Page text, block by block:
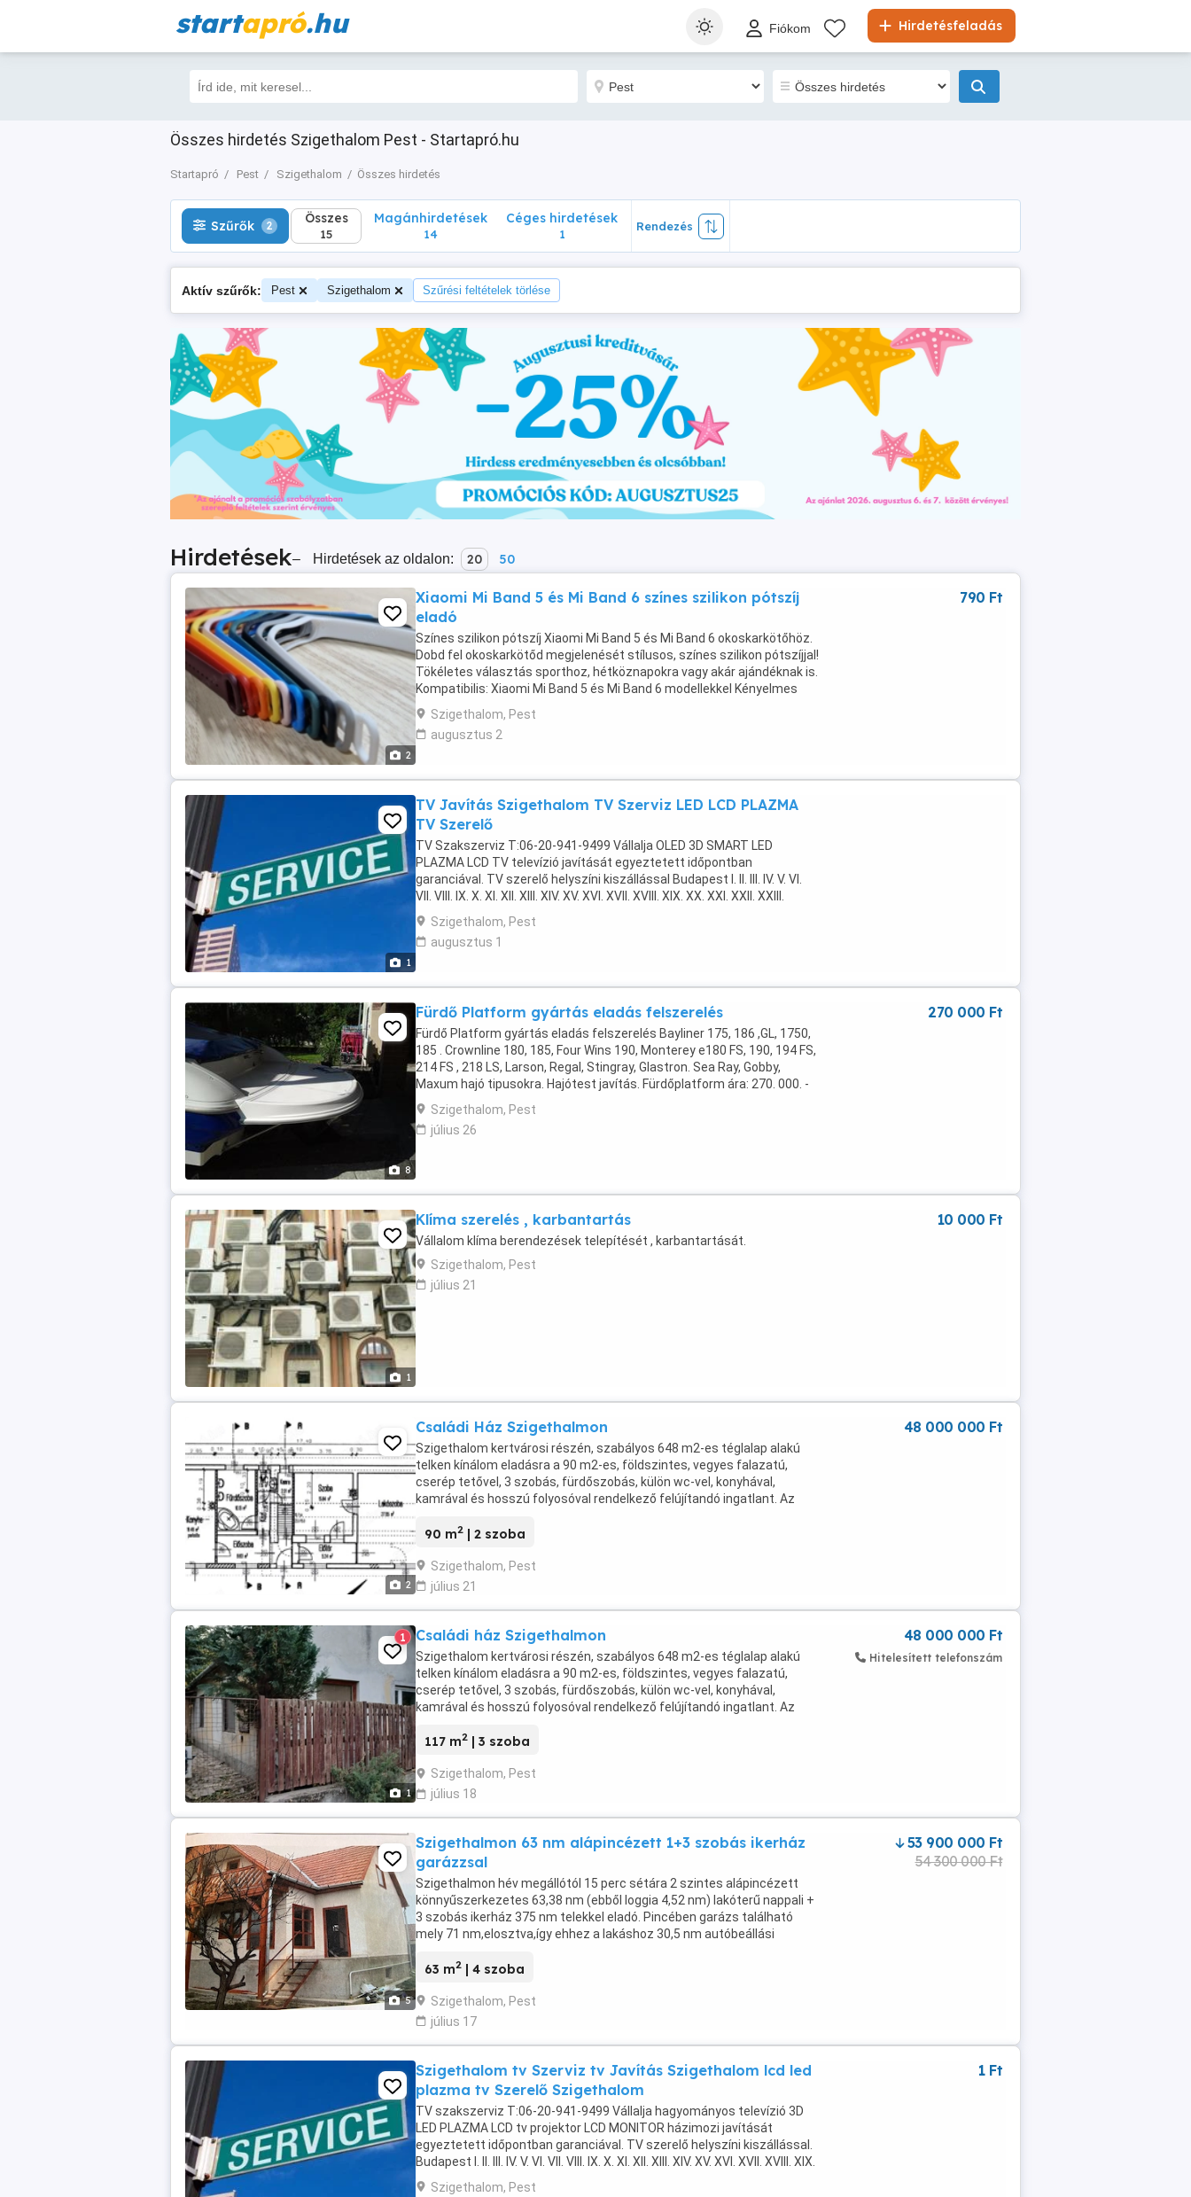
startapró.hu Hirdetésfeladás
Fiókom
Összes hirdetés Szigethalom Pest - Startapró.hu
Startapró Pest Szigethalom Összes hirdetés
Szűrők 2 Összes
15
Szűrők 2 Összes
15
Magánhirdetések
14
Céges hirdetések
1
Rendezés
Aktív szűrők: Pest Szigethalom Szűrési feltételek törlése
Hirdetések– Hirdetések az oldalon: 20 50
2
Xiaomi Mi Band 5 és Mi Band 6 színes szilikon pótszíj
eladó
Színes szilikon pótszíj Xiaomi Mi Band 5 és Mi Band 6 okoskarkötőhöz.
Dobd fel okoskarkötőd megjelenését stílusos, színes szilikon pótszíjjal!
Tökéletes választás sporthoz, hétköznapokra vagy akár ajándéknak is.
Kompatibilis: Xiaomi Mi Band 5 és Mi Band 6 modellekkel Kényelmes
viselet: puha, bőrbarát ...
Szigethalom, Pest
augusztus 2
790 Ft
1
TV Javítás Szigethalom TV Szerviz LED LCD PLAZMA
TV Szerelő
TV Szakszerviz T:06-20-941-9499 Vállalja OLED 3D SMART LED
PLAZMA LCD TV televízió javítását egyeztetett időpontban
garanciával. TV szerelő helyszíni kiszállással Budapest I. II. III. IV. V. VI.
VII. VIII. IX. X. XI. XII. XIII. XIV. XV. XVI. XVII. XVIII. XIX. XX. XXI. XXII. XXIII.
kerületeiben. Kispest ...
Szigethalom, Pest
augusztus 1
8
Fürdő Platform gyártás eladás felszerelés
Fürdő Platform gyártás eladás felszerelés Bayliner 175, 186 ,GL, 1750,
185 . Crownline 180, 185, Four Wins 190, Monterey e180 FS, 190, 194 FS,
214 FS , 218 LS, Larson, Regal, Stingray, Glastron. Sea Ray, Gobby,
Maxum hajó tipusokra. Hajótest javítás. Fürdőplatform ára: 270. 000. -
Ft nettó Felszerelve ...
Szigethalom, Pest
július 26
270 000 Ft
1
Klíma szerelés , karbantartás
Vállalom klíma berendezések telepítését , karbantartását.
Szigethalom, Pest
július 21
10 000 Ft
2
Családi Ház Szigethalmon
Szigethalom kertvárosi részén, szabályos 648 m2-es téglalap alakú
telken kínálom eladásra a 90 m2-es, földszintes, vegyes falazatú,
cserép tetővel, 3 szobás, fürdőszobás, külön wc-vel, konyhával,
kamrával és hosszú folyosóval rendelkező felújítandó ingatlant. Az
90 m2 | 2 szoba
Szigethalom, Pest
július 21
48 000 000 Ft
1
1 Családi ház Szigethalmon
Szigethalom kertvárosi részén, szabályos 648 m2-es téglalap alakú
telken kínálom eladásra a 90 m2-es, földszintes, vegyes falazatú,
cserép tetővel, 3 szobás, fürdőszobás, külön wc-vel, konyhával,
kamrával és hosszú folyosóval rendelkező felújítandó ingatlant. Az
117 m2 | 3 szoba
Szigethalom, Pest
július 18
48 000 000 Ft
Hitelesített telefonszám
5
Szigethalmon 63 nm alápincézett 1+3 szobás ikerház
garázzsal
Szigethalmon hév megállótól 15 perc sétára 2 szintes alápincézett
könnyűszerkezetes 63,38 nm (ebből loggia 4,52 nm) lakóterű nappali +
3 szobás ikerház 375 nm telekkel eladó. Pincében garázs található
mely 71 nm,elosztva,így ehhez a lakáshoz 30,5 nm autóbeállási
63 m2 | 4 szoba
Szigethalom, Pest
július 17
53 900 000 Ft
54 300 000 Ft
Szigethalom tv Szerviz tv Javítás Szigethalom lcd led
plazma tv Szerelő Szigethalom
TV szakszerviz T:06-20-941-9499 Vállalja hagyományos televízió 3D
LED PLAZMA LCD tv projektor LCD MONITOR házimozi javítását
egyeztetett időpontban garanciával. TV szerelő helyszíni kiszállással.
Budapest I. II. III. IV. V. VI. VII. VIII. IX. X. XI. XII. XIII. XIV. XV. XVI. XVII. XVIII. XIX.
XX. XXI. ...
Szigethalom, Pest
1 Ft